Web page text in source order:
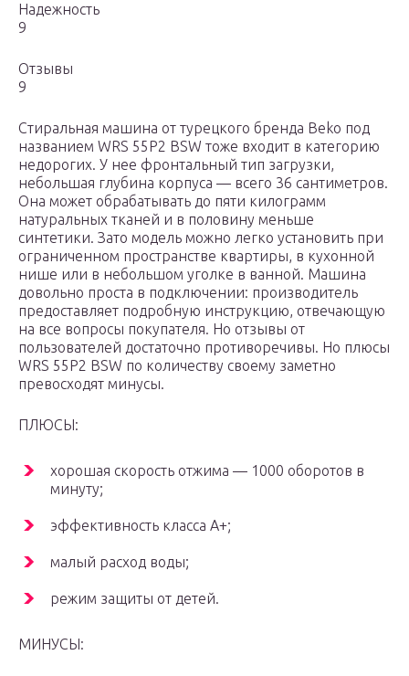
Надежность
9
Отзывы
9
Стиральная машина от турецкого бренда Beko под
названием WRS 55P2 BSW тоже входит в категорию
недорогих. У нее фронтальный тип загрузки,
небольшая глубина корпуса — всего 36 сантиметров.
Она может обрабатывать до пяти килограмм
натуральных тканей и в половину меньше
синтетики. Зато модель можно легко установить при
ограниченном пространстве квартиры, в кухонной
нише или в небольшом уголке в ванной. Машина
довольно проста в подключении: производитель
предоставляет подробную инструкцию, отвечающую
на все вопросы покупателя. Но отзывы от
пользователей достаточно противоречивы. Но плюсы
WRS 55P2 BSW по количеству своему заметно
превосходят минусы.
ПЛЮСЫ:
хорошая скорость отжима — 1000 оборотов в
минуту;
эффективность класса А+;
малый расход воды;
режим защиты от детей.
МИНУСЫ: